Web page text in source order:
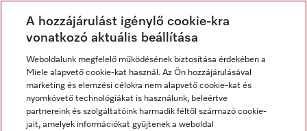
Hírlevél
A hozzájárulást igénylő cookie-kra
vonatkozó aktuális beállítása
Weboldalunk megfelelő működésének biztosítása érdekében a
Miele alapvető cookie-kat használ. Az Ön hozzájárulásával
marketing és elemzési célokra nem alapvető cookie-kat és
nyomkövető technológiákat is használunk, beleértve
partnereink és szolgáltatóink harmadik féltől származó cookie-
jait, amelyek információkat gyűjtenek a weboldal